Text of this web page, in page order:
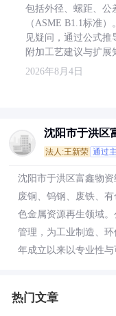
包括外径、螺距、公
（ASME B1.1标准
见疑问，通过公式
附加工艺建议与扩展
2026年8月4日
沈阳市于洪区
法人:王新荣 通过
沈阳市于洪区富鑫物
废铜、钨钢、废铁、
色金属资源再生领域
管理，为工业制造、
年成立以来以专业性与
热门文章